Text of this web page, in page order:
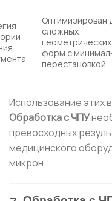
Оптимизирован
сложных
геометрических
форм с
перестановкой
Использование этих
Обработка с ЧПУ
превосходных
медицинского
микрон.